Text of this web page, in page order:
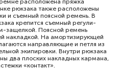
расположена пряжка
рюкзака также расположены
и съемный поясной ремень. В
крепится съемный регули­
защелкой. Поясной ремень
накладкой. На амортизирующей
направляющие и петля из
экипировки. Внутри рюкзака
два плоских накладных кармана,
«контакт».